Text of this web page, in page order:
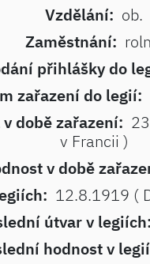
Vzdělání: ob.
Zaměstnání:
přihlášky do
zařazení do legií:
době zařazení:
v Francii )
v době
12.8.1919 (
útvar v
hodnost v